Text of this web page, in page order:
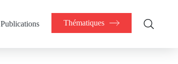
Publications Thématiques